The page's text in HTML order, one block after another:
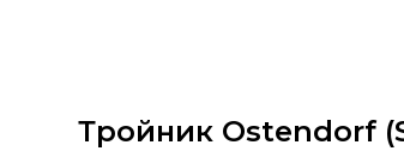
Тройник Ostendorf